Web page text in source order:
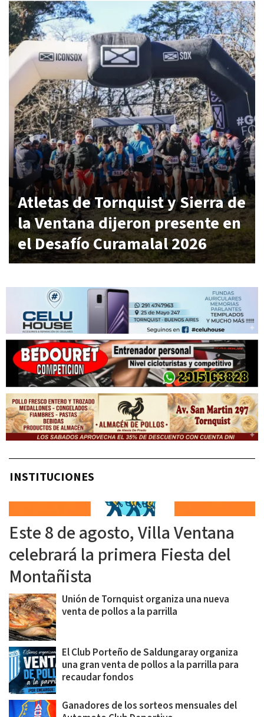
Atletas de Tornquist y Sierra de
la Ventana dijeron presente en
el Desafío Curamalal 2026
INSTITUCIONES
Este 8 de agosto, Villa Ventana
celebrará la primera Fiesta del
Montañista
Unión de Tornquist organiza una nueva
venta de pollos a la parrilla
El Club Porteño de Saldungaray organiza
una gran venta de pollos a la parrilla para
recaudar fondos
Ganadores de los sorteos mensuales del